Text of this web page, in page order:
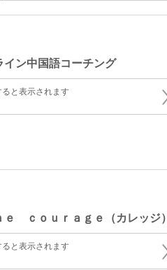
イン中国語コーチング
と表示されます
ｅ ｃｏｕｒａｇｅ（カレッジ）
と表示されます